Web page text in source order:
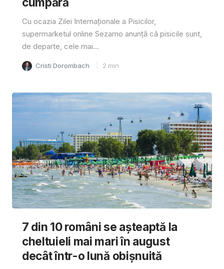
Cu ocazia Zilei Internaționale a Pisicilor,
supermarketul online Sezamo anunță că pisicile sunt,
de departe, cele mai...
Cristi Dorombach 2 min
7 din 10 români se așteaptă la
cheltuieli mai mari în august
decât într-o lună obișnuită